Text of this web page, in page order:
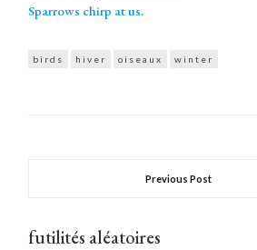
Sparrows chirp at us.
birds hiver oiseaux winter
Previous Post
futilités aléatoires